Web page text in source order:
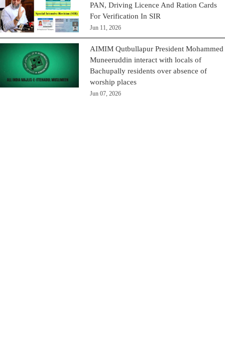
PAN, Driving Licence And Ration Cards
For Verification In SIR
Jun 11, 2026
AIMIM Qutbullapur President Mohammed
Muneeruddin interact with locals of
Bachupally residents over absence of
worship places
Jun 07, 2026